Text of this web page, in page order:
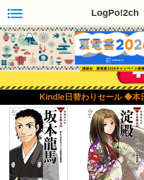
LogPo!2ch
Kindle日替わりセール ◆本